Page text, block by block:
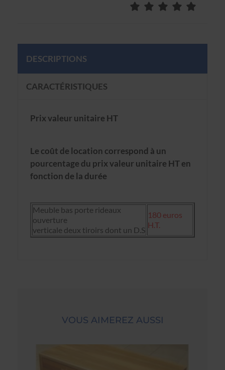
DESCRIPTIONS
CARACTÉRISTIQUES
Prix valeur unitaire HT
Le coût de location correspond à un
pourcentage du prix valeur unitaire HT en
fonction de la durée
Meuble bas porte rideaux
ouverture
verticale deux tiroirs dont un D.S
180 euros
H.T.
VOUS AIMEREZ AUSSI